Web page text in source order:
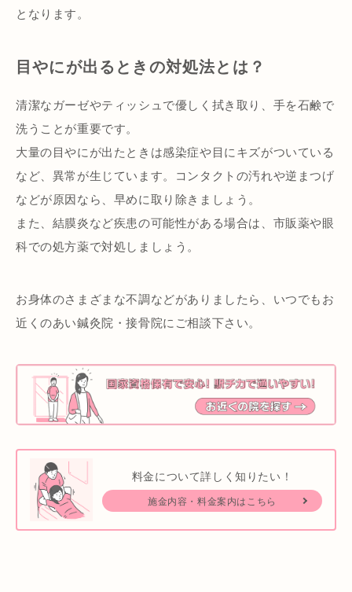
となります。
目やにが出るときの対処法とは？
清潔なガーゼやティッシュで優しく拭き取り、手を石鹸で
洗うことが重要です。
大量の目やにが出たときは感染症や目にキズがついている
など、異常が生じています。コンタクトの汚れや逆まつげ
などが原因なら、早めに取り除きましょう。
また、結膜炎など疾患の可能性がある場合は、市販薬や眼
科での処方薬で対処しましょう。
お身体のさまざまな不調などがありましたら、いつでもお
近くのあい鍼灸院・接骨院にご相談下さい。
料金について詳しく知りたい！
施金内容・料金案内はこちら